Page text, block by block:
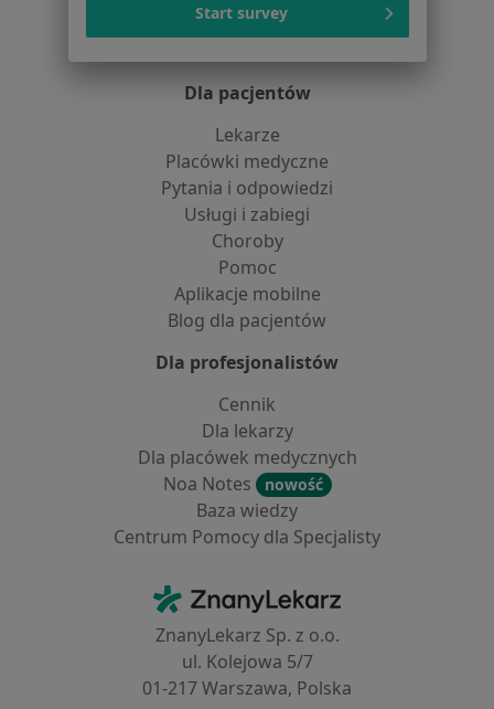
Centrum prasowe
Dla pacjentów
Lekarze
Placówki medyczne
Pytania i odpowiedzi
Usługi i zabiegi
Choroby
Pomoc
Aplikacje mobilne
Blog dla pacjentów
Dla profesjonalistów
Cennik
Dla lekarzy
Dla placówek medycznych
Noa Notes
nowość
Baza wiedzy
Centrum Pomocy dla Specjalisty
ZnanyLekarz - Strona główna
ZnanyLekarz Sp. z o.o.
ul. Kolejowa 5/7
01-217 Warszawa, Polska
Start survey